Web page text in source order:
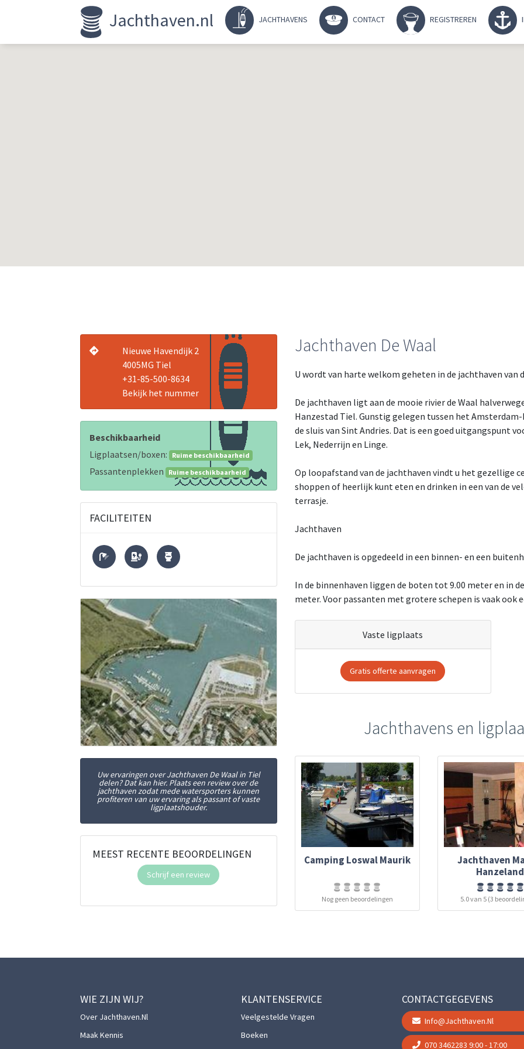
Jachthaven.nl JACHTHAVENS CONTACT REGISTREREN
Nieuwe Havendijk 2
4005MG Tiel
+31-85-500-8634
Bekijk het nummer
Beschikbaarheid
Ligplaatsen/boxen:
Ruime beschikbaarheid
Passantenplekken Ruime beschikbaarheid
FACILITEITEN
Uw ervaringen over Jachthaven De Waal in Tiel
delen? Dat kan hier. Plaats een review over de
jachthaven zodat mede watersporters kunnen
profiteren van uw ervaring als passant of vaste
ligplaatshouder.
MEEST RECENTE BEOORDELINGEN
Schrijf een review
Jachthaven De Waal
U wordt van harte welkom geheten in de jachthaven van
De jachthaven ligt aan de mooie rivier de Waal
Hanzestad Tiel. Gunstig gelegen tussen het
de sluis van Sint Andries. Dat is een goed uitgangspunt
Lek, Nederrijn en Linge.
Op loopafstand van de jachthaven vindt u het gezellige
shoppen of heerlijk kunt eten en drinken in een van de
terrasje.
Jachthaven
De jachthaven is opgedeeld in een binnen- en een
In de binnenhaven liggen de boten tot 9.00 meter en in
meter. Voor passanten met grotere schepen is vaak ook
Vaste ligplaats
Gratis offerte aanvragen
Jachthavens en
Camping Loswal Maurik
Nog geen beoordelingen
Jachthaven
Hanzeland
5.0 van 5 (3
WIE ZIJN WIJ?
Over Jachthaven.nl
Maak Kennis
KLANTENSERVICE
Veelgestelde Vragen
Boeken
CONTACTGEGEVENS
Info@jachthaven.nl
070 3462283 9:00 - 17:00